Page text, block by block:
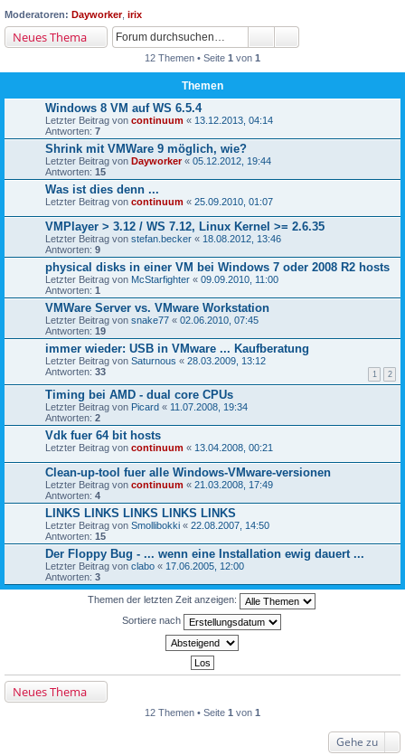
Moderatoren: Dayworker, irix
Neues Thema
12 Themen • Seite 1 von 1
Themen
Windows 8 VM auf WS 6.5.4
Letzter Beitrag von continuum « 13.12.2013, 04:14
Antworten: 7
Shrink mit VMWare 9 möglich, wie?
Letzter Beitrag von Dayworker« 05.12.2012, 19:44
Antworten: 15
Was ist dies denn ...
Letzter Beitrag von continuum « 25.09.2010, 01:07
VMPlayer > 3.12 / WS 7.12, Linux Kernel >= 2.6.35
Letzter Beitrag von stefan.becker « 18.08.2012, 13:46
Antworten: 9
physical disks in einer VM bei Windows 7 oder 2008 R2 hosts
Letzter Beitrag von McStarfighter « 09.09.2010, 11:00
Antworten: 1
VMWare Server vs. VMware Workstation
Letzter Beitrag von snake77 « 02.06.2010, 07:45
Antworten: 19
immer wieder: USB in VMware ... Kaufberatung
Letzter Beitrag von Saturnous « 28.03.2009, 13:12
Antworten: 33 1 2
Timing bei AMD - dual core CPUs
Letzter Beitrag von Picard « 11.07.2008, 19:34
Antworten: 2
Vdk fuer 64 bit hosts
Letzter Beitrag von continuum « 13.04.2008, 00:21
Clean-up-tool fuer alle Windows-VMware-versionen
Letzter Beitrag von continuum « 21.03.2008, 17:49
Antworten: 4
LINKS LINKS LINKS LINKS LINKS
Letzter Beitrag von Smollibokki « 22.08.2007, 14:50
Antworten: 15
Der Floppy Bug - ... wenn eine Installation ewig dauert ...
Letzter Beitrag von clabo « 17.06.2005, 12:00
Antworten: 3
Themen der letzten Zeit anzeigen:
Sortiere nach
Neues Thema
12 Themen • Seite 1 von 1
Gehe zu